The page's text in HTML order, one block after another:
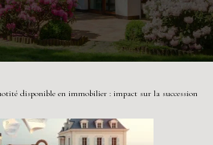
disponible en immobilier : impact sur la succession